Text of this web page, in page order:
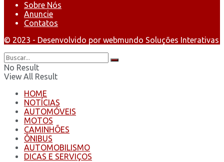
Sobre Nós
Anuncie
Contatos
© 2023 - Desenvolvido por webmundo Soluções Interativas
No Result
View All Result
HOME
NOTÍCIAS
AUTOMÓVEIS
MOTOS
CAMINHÕES
ÔNIBUS
AUTOMOBILISMO
DICAS E SERVIÇOS